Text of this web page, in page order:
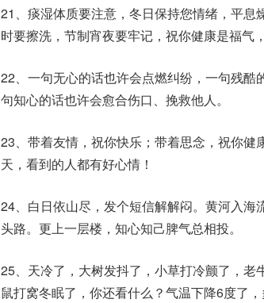
21、痰湿体质要注意，冬日保持您情绪，平
时要擦洗，节制宵夜要牢记，祝你健康是福气
22、一句无心的话也许会点燃纠纷，一句残
句知心的话也许会愈合伤口、挽救他人。
23、带着友情，祝你快乐；带着思念，祝你
天，看到的人都有好心情！
24、白日依山尽，发个短信解解闷。黄河入
头路。更上一层楼，知心知己脾气总相投。
25、天冷了，大树发抖了，小草打冷颤了，
鼠打窝冬眠了，你还看什么？气温下降6度了，